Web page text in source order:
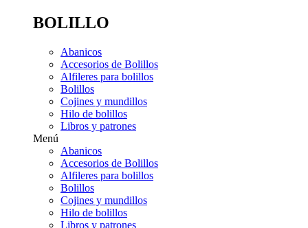
BOLILLO
Abanicos
Accesorios de Bolillos
Alfileres para bolillos
Bolillos
Cojines y mundillos
Hilo de bolillos
Libros y patrones
Menú
Abanicos
Accesorios de Bolillos
Alfileres para bolillos
Bolillos
Cojines y mundillos
Hilo de bolillos
Libros y patrones